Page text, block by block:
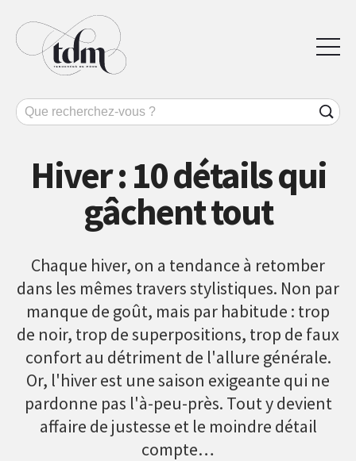
Hiver : 10 détails qui
gâchent tout
Chaque hiver, on a tendance à retomber
dans les mêmes travers stylistiques. Non par
manque de goût, mais par habitude : trop
de noir, trop de superpositions, trop de faux
confort au détriment de l'allure générale.
Or, l'hiver est une saison exigeante qui ne
pardonne pas l'à-peu-près. Tout y devient
affaire de justesse et le moindre détail
compte…